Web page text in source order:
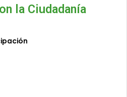
la Ciudadanía